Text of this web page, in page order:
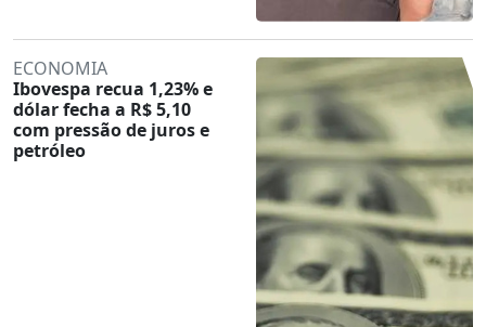
ECONOMIA
Ibovespa recua 1,23% e
dólar fecha a R$ 5,10
com pressão de juros e
petróleo